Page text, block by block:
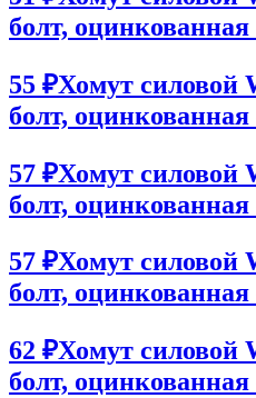
болт, оцинкованная
55 ₽Хомут силовой
болт, оцинкованная
57 ₽Хомут силовой
болт, оцинкованная
57 ₽Хомут силовой
болт, оцинкованная
62 ₽Хомут силовой
болт, оцинкованная